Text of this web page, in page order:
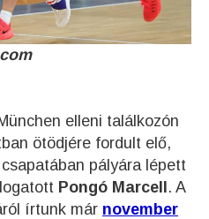
elleni találkozón
ötödjére fordult elő,
pályára lépett
Pongó Marcell . A
írtunk már november